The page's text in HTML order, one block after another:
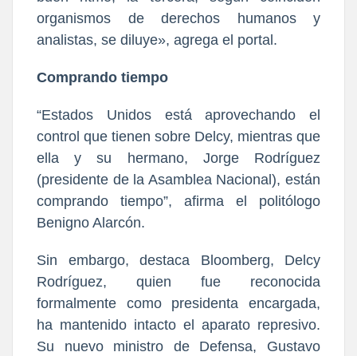
organismos de derechos humanos y
analistas, se diluye», agrega el portal.
Comprando tiempo
“Estados Unidos está aprovechando el
control que tienen sobre Delcy, mientras que
ella y su hermano, Jorge Rodríguez
(presidente de la Asamblea Nacional), están
comprando tiempo”, afirma el politólogo
Benigno Alarcón.
Sin embargo, destaca Bloomberg, Delcy
Rodríguez, quien fue reconocida
formalmente como presidenta encargada,
ha mantenido intacto el aparato represivo.
Su nuevo ministro de Defensa, Gustavo